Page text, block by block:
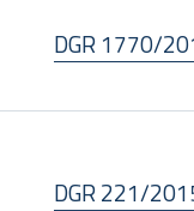
DGR 1770/
DGR 221/